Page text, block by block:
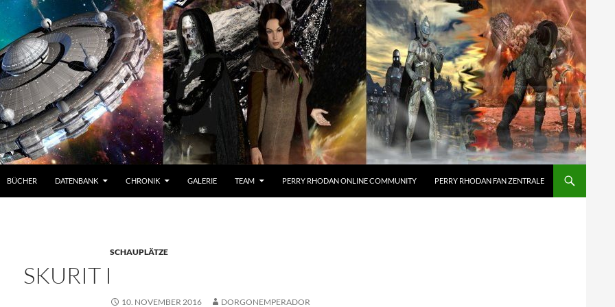
BÜCHER DATENBANK CHRONIK GALERIE TEAM PERRY RHODAN ONLINE COMMUNITY PERRY RHODAN FAN ZENTRALE
SCHAUPLÄTZE
SKURIT I
10. NOVEMBER 2016 DORGONEMPERADOR